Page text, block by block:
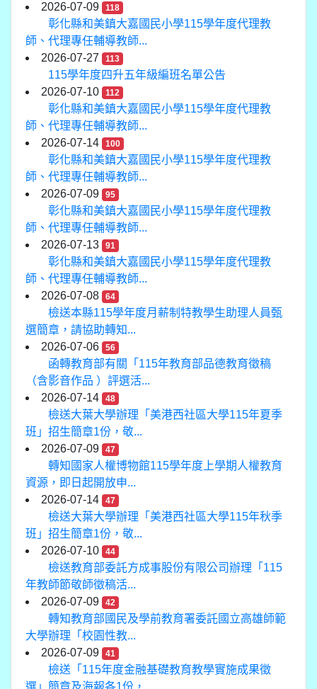
2026-07-09
118
彰化縣和美鎮大嘉國民小學115學年度代理教
師、代理專任輔導教師...
2026-07-27
113
115學年度四升五年級編班名單公告
2026-07-10
112
彰化縣和美鎮大嘉國民小學115學年度代理教
師、代理專任輔導教師...
2026-07-14
100
彰化縣和美鎮大嘉國民小學115學年度代理教
師、代理專任輔導教師...
2026-07-09
95
彰化縣和美鎮大嘉國民小學115學年度代理教
師、代理專任輔導教師...
2026-07-13
91
彰化縣和美鎮大嘉國民小學115學年度代理教
師、代理專任輔導教師...
2026-07-08
64
檢送本縣115學年度月薪制特教學生助理人員甄
選簡章，請協助轉知...
2026-07-06
56
函轉教育部有關「115年教育部品德教育徵稿
（含影音作品 ）評選活...
2026-07-14
48
檢送大葉大學辦理「美港西社區大學115年夏季
班」招生簡章1份，敬...
2026-07-09
47
轉知國家人權博物館115學年度上學期人權教育
資源，即日起開放申...
2026-07-14
47
檢送大葉大學辦理「美港西社區大學115年秋季
班」招生簡章1份，敬...
2026-07-10
44
檢送教育部委託方成事股份有限公司辦理「115
年教師節敬師徵稿活...
2026-07-09
42
轉知教育部國民及學前教育署委託國立高雄師範
大學辦理「校園性教...
2026-07-09
41
檢送「115年度金融基礎教育教學實施成果徵
選」簡章及海報各1份，...